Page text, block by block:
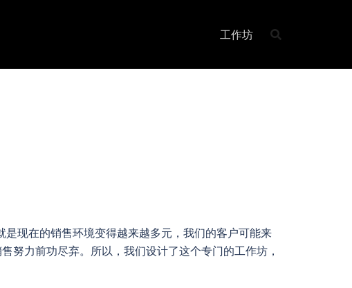
工作坊
现在的销售环境变得越来越多元，我们的客户可能来
努力前功尽弃。所以，我们设计了这个专门的工作坊，